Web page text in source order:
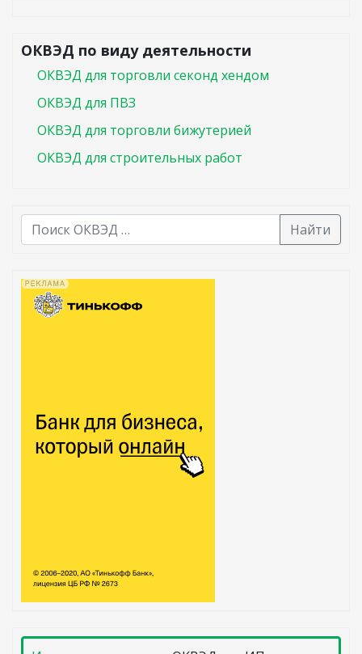
ОКВЭД по виду деятельности
ОКВЭД для торговли секонд хендом
ОКВЭД для ПВЗ
ОКВЭД для торговли бижутерией
ОКВЭД для строительных работ
Найти
В списке найденных результатов используйте